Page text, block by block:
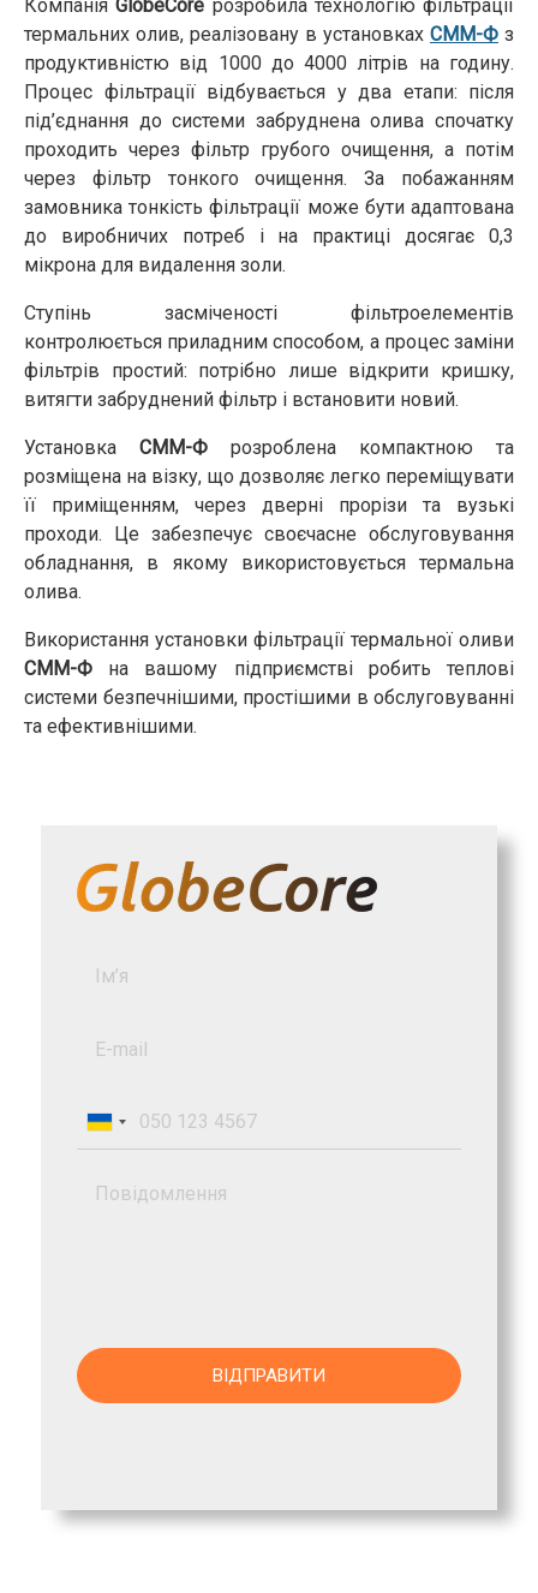
КомпаніяGlobeCore розробила технологію фільтрації
термальних олив, реалізовану в установках CMM-Ф з
продуктивністю від 1000 до 4000 літрів на годину.
Процес фільтрації відбувається у два етапи: після
під’єднання до системи забруднена олива спочатку
проходить через фільтр грубого очищення, а потім
через фільтр тонкого очищення. За побажанням
замовника тонкість фільтрації може бути адаптована
до виробничих потреб і на практиці досягає 0,3
мікрона для видалення золи.
Ступінь засміченості фільтроелементів
контролюється приладним способом, а процес заміни
фільтрів простий: потрібно лише відкрити кришку,
витягти забруднений фільтр і встановити новий.
Установка CMM-Ф розроблена компактною та
розміщена на візку, що дозволяє легко переміщувати
її приміщенням, через дверні прорізи та вузькі
проходи. Це забезпечує своєчасне обслуговування
обладнання, в якому використовується термальна
олива.
Використання установки фільтрації термальної оливи
CMM-Ф на вашому підприємстві робить теплові
системи безпечнішими, простішими в обслуговуванні
та ефективнішими.